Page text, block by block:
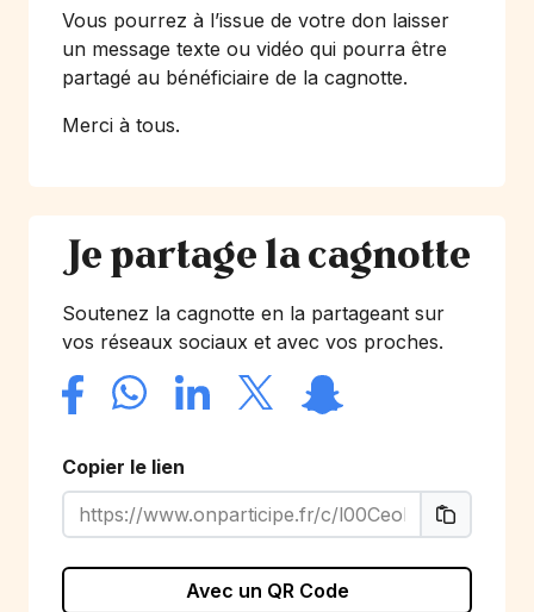
Vous pourrez à l’issue de votre don laisser
un message texte ou vidéo qui pourra être
partagé au bénéficiaire de la cagnotte.
Merci à tous.
Je partage la cagnotte
Soutenez la cagnotte en la partageant sur
vos réseaux sociaux et avec vos proches.
Copier le lien
Avec un QR Code